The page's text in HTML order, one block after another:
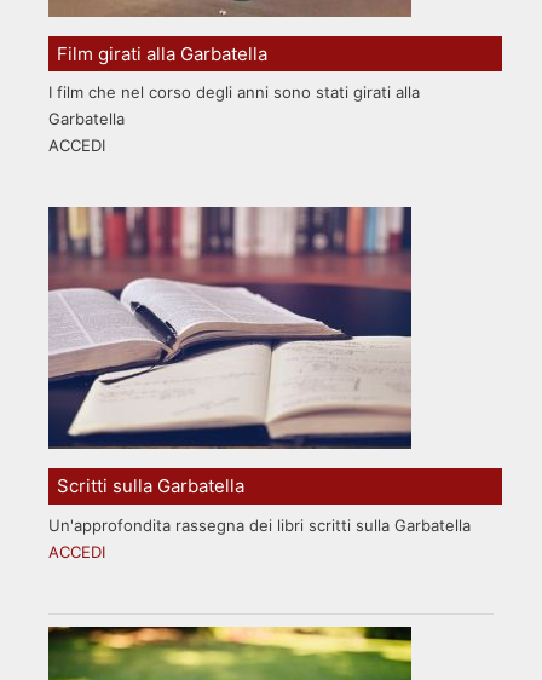
Film girati alla Garbatella
I film che nel corso degli anni sono stati girati alla
Garbatella
ACCEDI
Scritti sulla Garbatella
Un'approfondita rassegna dei libri scritti sulla Garbatella
ACCEDI